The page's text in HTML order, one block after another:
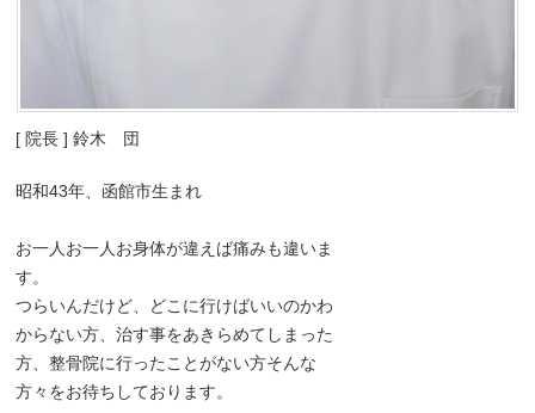
[ 院長 ] 鈴木 団
昭和43年、函館市生まれ
お一人お一人お身体が違えば痛みも違いま
す。
つらいんだけど、どこに行けばいいのかわ
からない方、治す事をあきらめてしまった
方、整骨院に行ったことがない方そんな
方々をお待ちしております。